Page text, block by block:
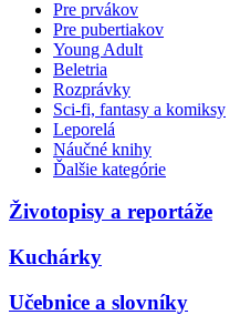
Pre prvákov
Pre pubertiakov
Young Adult
Beletria
Rozprávky
Sci-fi, fantasy a komiksy
Leporelá
Náučné knihy
Ďalšie kategórie
Životopisy a reportáže
Kuchárky
Učebnice a slovníky